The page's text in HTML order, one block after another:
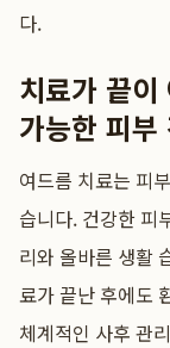
다.
치료가 끝
가능한 피부
여드름 치료는 피
습니다. 건강한 피
리와 올바른 생활
료가 끝난 후에도
체계적인 사후 관